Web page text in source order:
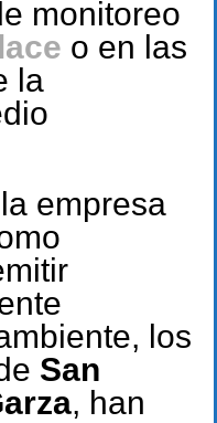
monitoreo
o en las
la
empresa
los
San
, han